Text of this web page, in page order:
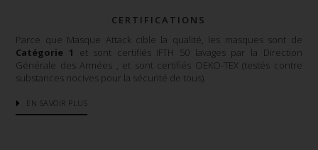
CERTIFICATIONS
Parce que Masque Attack cible la qualité, les masques sont de
Catégorie 1
et sont certifiés IFTH 50 lavages par la Direction
Générale des Armées , et sont certifiés OEKO-TEX (testés contre
substances nocives pour la sécurité de tous).
EN SAVOIR PLUS